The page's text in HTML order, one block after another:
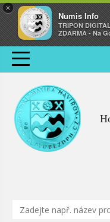
×
Numis Info
TRIPON
ZDARMA - Na